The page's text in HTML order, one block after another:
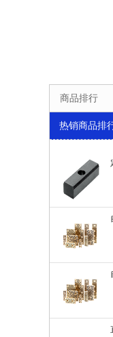
商品排行
热销商品排